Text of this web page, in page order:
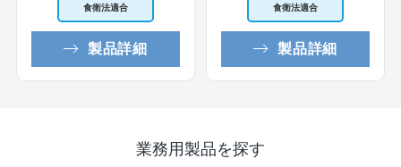
食衛法適合
製品詳細
食衛法適合
製品詳細
業務用製品を探す